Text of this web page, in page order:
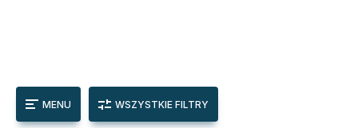
MENU WSZYSTKIE FILTRY